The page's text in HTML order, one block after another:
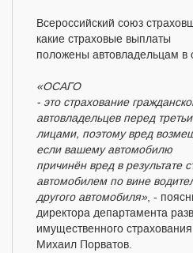
Всероссийский союз
какие страховые выплаты
положены автовладельцам в
«ОСАГО
- это страхование
автовладельцев перед
лицами, поэтому вред
если вашему автомобилю
причинён вред в результате
автомобилем по вине
другого автомобиля», -
директора департамента
имущественного
Михаил Порватов.